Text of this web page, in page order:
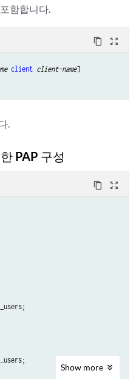
함합니다.
content_copy zoom_out_map
client client-name]
.
PAP 구성
content_copy zoom_out_map
Show more